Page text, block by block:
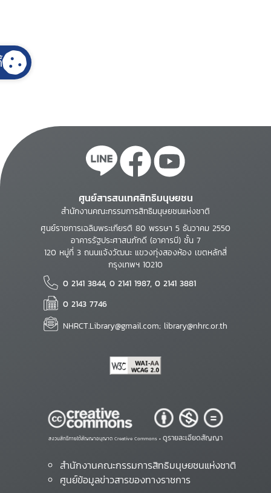
ศูนย์สารสนเทศสิทธิมนุษยชน
สำนักงานคณะกรรมการสิทธิมนุษยชนแห่งชาติ
ศูนย์ราชการเฉลิมพระเกียรติ 80 พรรษา 5 ธันวาคม 2550
อาคารรัฐประศาสนภักดี (อาคารบี) ชั้น 7
120 หมู่ที่ 3 ถนนแจ้งวัฒนะ แขวงทุ่งสองห้อง เขตหลักสี่
กรุงเทพฯ 10210
0 2141 3844, 0 2141 1987, 0 2141 3881
0 2143 7746
NHRCT.Library@gmail.com; library@nhrc.or.th
สงวนสิทธิ์ภายใต้สัญญาอนุญาต Creative Commons • ดูรายละเอียดสัญญา
สำนักงานคณะกรรมการสิทธิมนุษยชนแห่งชาติ
ศูนย์ข้อมูลข่าวสารของทางราชการ